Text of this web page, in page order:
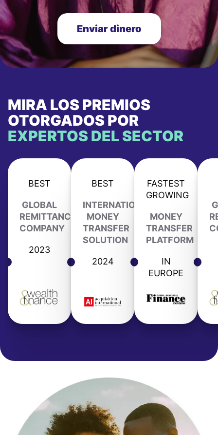
Enviar dinero
MIRA LOS PREMIOS
OTORGADOS POR
EXPERTOS DEL SECTOR
BEST
GLOBAL
REMITTANCE
COMPANY
2023
BEST
INTERNATIONAL
MONEY
TRANSFER
SOLUTION
2024
FASTEST
GROWING
MONEY
TRANSFER
PLATFORM
IN
EUROPE